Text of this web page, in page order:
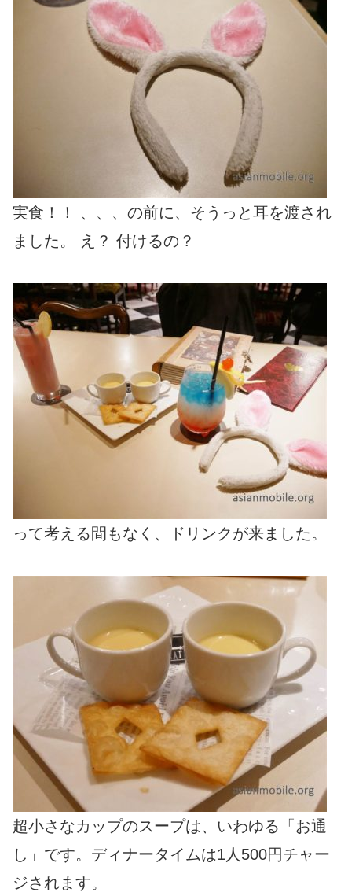
実食！！ 、、、の前に、そうっと耳を渡され
ました。 え？ 付けるの？
って考える間もなく、ドリンクが来ました。
超小さなカップのスープは、いわゆる「お通
し」です。ディナータイムは1人500円チャー
ジされます。